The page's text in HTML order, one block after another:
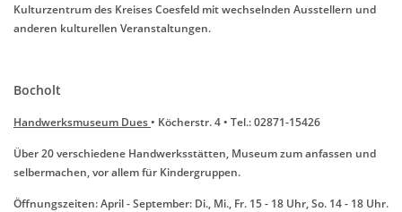
Kulturzentrum des Kreises Coesfeld mit wechselnden Ausstellern und
anderen kulturellen Veranstaltungen.
Bocholt
Handwerksmuseum Dues• Köcherstr. 4 • Tel.: 02871-15426
Über 20 verschiedene Handwerksstätten, Museum zum anfassen und
selbermachen, vor allem für Kindergruppen.
Öffnungszeiten: April - September: Di., Mi., Fr. 15 - 18 Uhr, So. 14 - 18 Uhr.